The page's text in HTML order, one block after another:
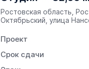
Ростовская область,
Октябрьский, улица
Проект
Срок сдачи